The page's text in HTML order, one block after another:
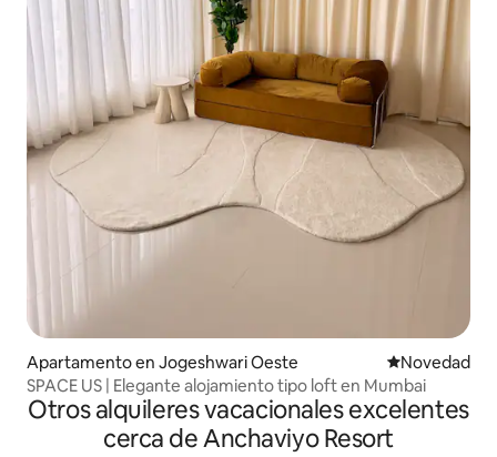
Apartamento en Jogeshwari Oeste Lugar para
Novedad
SPACE US | Elegante alojamiento tipo loft en Mumbai
Otros alquileres vacacionales excelentes
cerca de Anchaviyo Resort